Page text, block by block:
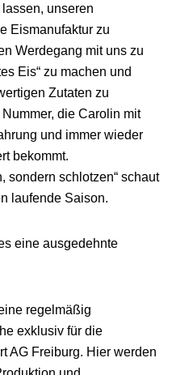
unseren
Eismanufaktur zu
Werdegang mit uns zu
Eis“ zu machen und
Zutaten zu
die Carolin mit
und immer wieder
bekommt.
sondern schlotzen“ schaut
laufende Saison.
eine ausgedehnte
regelmäßig
exklusiv für die
AG Freiburg. Hier werden